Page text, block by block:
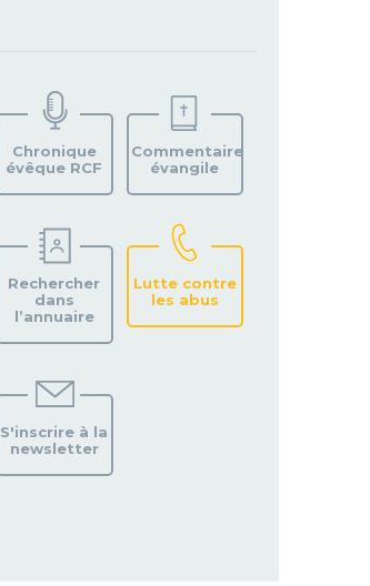
VOTRE
PAROISSE
Chronique
évêque RCF
Commentaire
évangile
Rechercher
dans
l’annuaire
Lutte contre
les abus
S'inscrire à la
newsletter